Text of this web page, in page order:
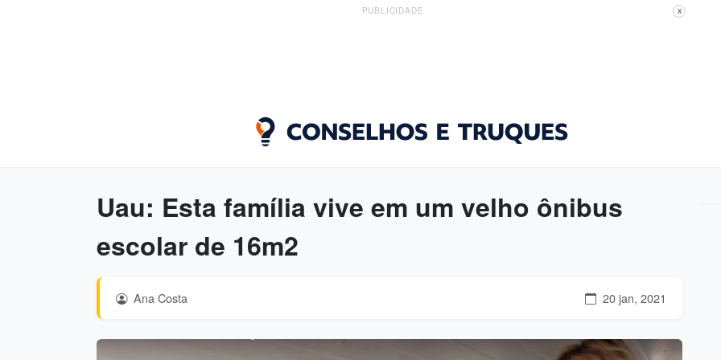
PUBLICIDADE X
Uau: Esta família vive em um velho ônibus
escolar de 16m2
Ana Costa 20 jan, 2021